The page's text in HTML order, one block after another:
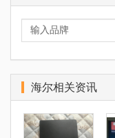
海尔相关资讯